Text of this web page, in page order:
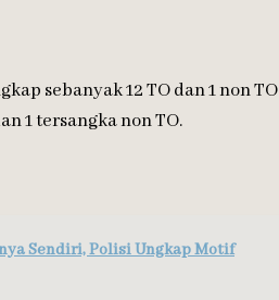
sebanyak 12 TO dan 1 non TO
1 tersangka non TO.
Sendiri, Polisi Ungkap Motif